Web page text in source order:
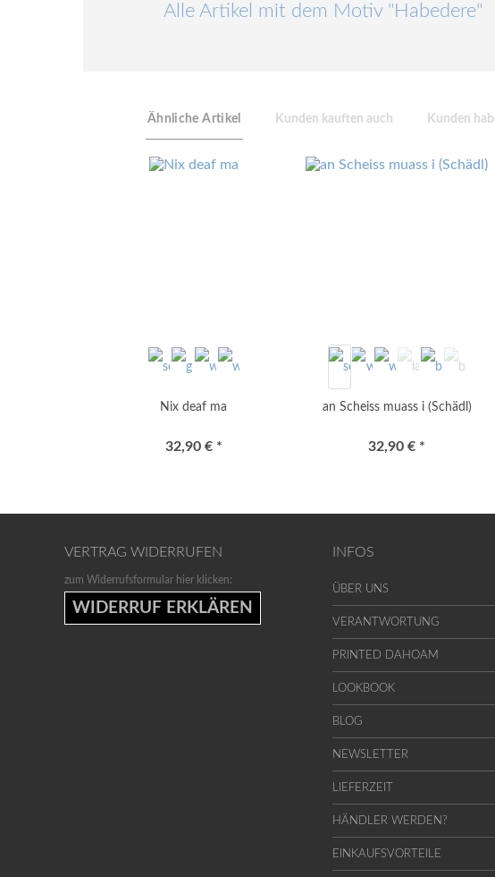
Alle Artikel mit dem Motiv "Habedere"
Ähnliche Artikel Kunden kauften auch Kunden
Nix deaf ma
32,90 € *
an Scheiss muass i (Schädl)
32,90 € *
VERTRAG WIDERRUFEN
zum Widerrufsformular hier klicken:
WIDERRUF ERKLÄREN
INFOS
ÜBER UNS
VERANTWORTUNG
PRINTED DAHOAM
LOOKBOOK
BLOG
NEWSLETTER
LIEFERZEIT
HÄNDLER WERDEN?
EINKAUFSVORTEILE